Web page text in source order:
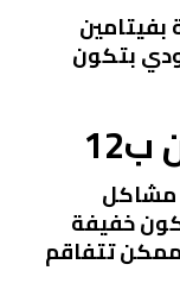
ودي بتكون
يسبب مشاكل
خفيفة
ممكن تتفاقم